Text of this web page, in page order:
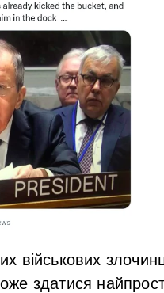
військових
здатися